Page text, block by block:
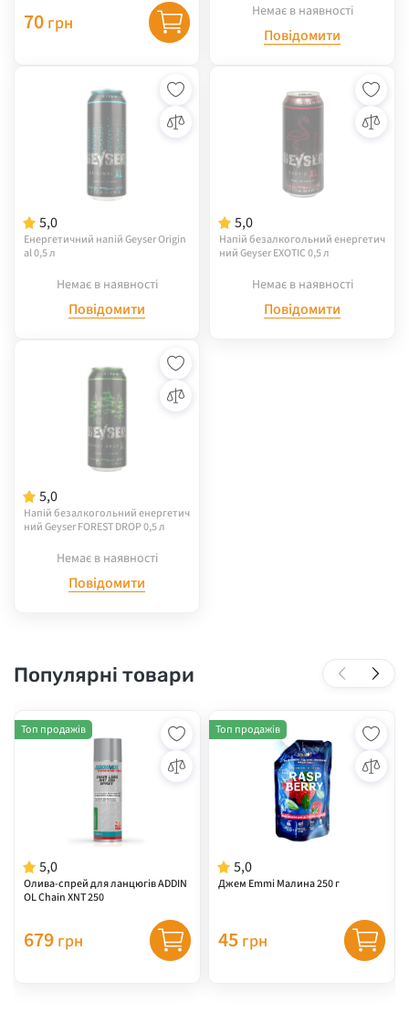
70 грн
Немає в наявності
Повідомити
5,0
Енергетичний напій Geyser Origin
al 0,5 л
Немає в наявності
Повідомити
5,0
Напій безалкогольний енергетич
ний Geyser EXOTIC 0,5 л
Немає в наявності
Повідомити
5,0
Напій безалкогольний енергетич
ний Geyser FOREST DROP 0,5 л
Немає в наявності
Повідомити
Популярні товари
5,0
Олива-спрей для ланцюгів ADDIN
OL Chain XNT 250
Топ продажів
679 грн
5,0
Джем Emmi Малина 250 г
Топ продажів
45 грн